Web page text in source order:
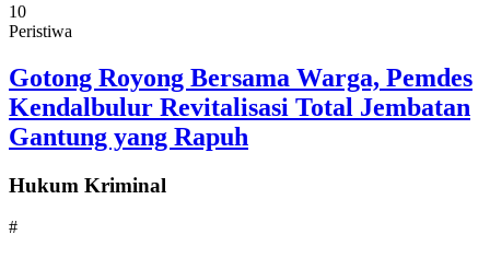
10
Peristiwa
Gotong Royong Bersama Warga, Pemdes
Kendalbulur Revitalisasi Total Jembatan
Gantung yang Rapuh
Hukum Kriminal
#